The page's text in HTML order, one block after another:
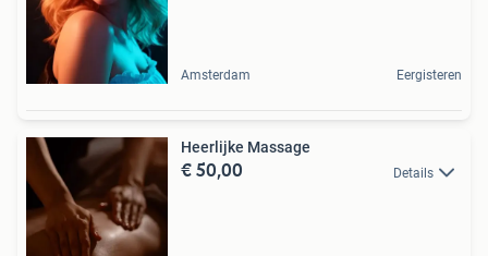
Amsterdam Eergisteren
Heerlijke Massage
€ 50,00 Details